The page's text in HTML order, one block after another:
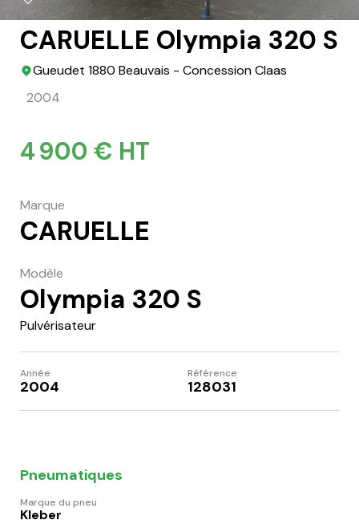
CARUELLE Olympia 320 S
Gueudet 1880 Beauvais - Concession Claas
2004
4 900 € HT
Marque
CARUELLE
Modèle
Olympia 320 S
Pulvérisateur
Année
2004
Référence
128031
Pneumatiques
Marque du pneu
Kleber